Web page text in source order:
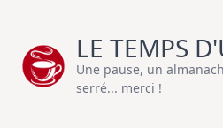
content
LE TEMPS
Une pause, un
serré... merci !